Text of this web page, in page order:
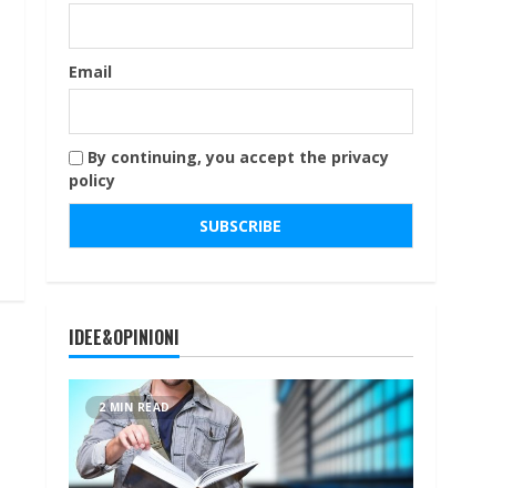
Email
By continuing, you accept the privacy
policy
IDEE&OPINIONI
2 MIN READ